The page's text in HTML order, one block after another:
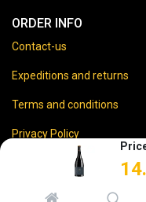
ORDER INFO
Contact-us
Expeditions and returns
Terms and conditions
Privacy Policy
Legal disclaimer